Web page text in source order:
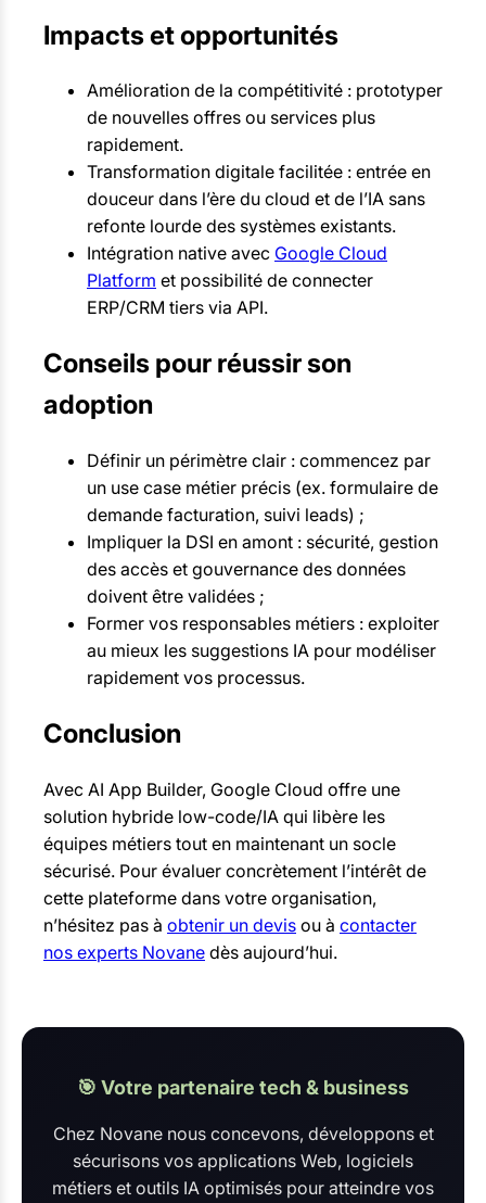
Impacts et opportunités
Amélioration de la compétitivité : prototyper
de nouvelles offres ou services plus
rapidement.
Transformation digitale facilitée : entrée en
douceur dans l’ère du cloud et de l’IA sans
refonte lourde des systèmes existants.
Intégration native avec Google Cloud
Platform et possibilité de connecter
ERP/CRM tiers via API.
Conseils pour réussir son
adoption
Définir un périmètre clair : commencez par
un use case métier précis (ex. formulaire de
demande facturation, suivi leads) ;
Impliquer la DSI en amont : sécurité, gestion
des accès et gouvernance des données
doivent être validées ;
Former vos responsables métiers : exploiter
au mieux les suggestions IA pour modéliser
rapidement vos processus.
Conclusion
Avec AI App Builder, Google Cloud offre une
solution hybride low-code/IA qui libère les
équipes métiers tout en maintenant un socle
sécurisé. Pour évaluer concrètement l’intérêt de
cette plateforme dans votre organisation,
n’hésitez pas à obtenir un devis ou à contacter
nos experts Novane dès aujourd’hui.
🎯 Votre partenaire tech & business
Chez Novane nous concevons, développons et
sécurisons vos applications Web, logiciels
métiers et outils IA optimisés pour atteindre vos